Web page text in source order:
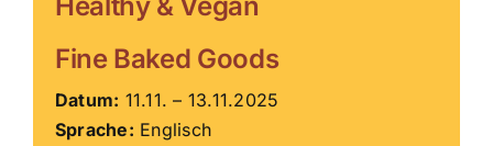
ZDS Netzwerk
ZDS Schule
Fine Baked Goods
Datum: 11.11. – 13.11.2025
Sprache: Englisch